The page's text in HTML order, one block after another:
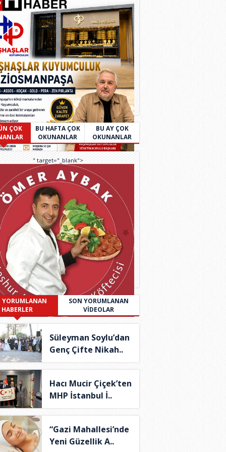
ÇOK
BU HAFTA ÇOK
OKUNANLAR
BU AY ÇOK
OKUNANLAR
" target="_blank">
YORUMLANAN
HABERLER
SON YORUMLANAN
VİDEOLAR
Süleyman Soylu’dan
Genç Çifte Nikah..
Hacı Mucir Çiçek’ten
MHP İstanbul İ..
“Gazi Mahallesi’nde
Yeni Güzellik A..